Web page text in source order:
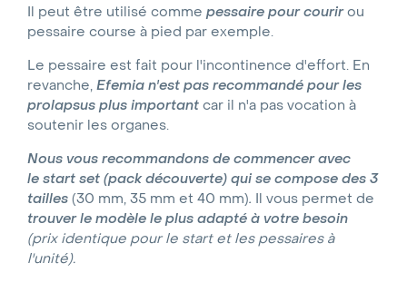
Il peut être utilisé comme pessaire pour courirou
pessaire course à pied par exemple.
Le pessaire est fait pour l'incontinence d'effort. En
revanche, Efemia n'est pas recommandé pour les
prolapsus plus important car il n'a pas vocation à
soutenir les organes.
Nous vous recommandons de commencer avec
le start set (pack découverte) qui se compose des 3
tailles (30 mm, 35 mm et 40 mm). Il vous permet de
trouver le modèle le plus adapté à votre besoin
(prix identique pour le start et les pessaires à
l'unité).